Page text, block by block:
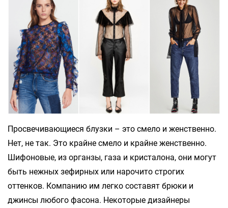
Просвечивающиеся блузки – это смело и женственно.
Нет, не так. Это крайне смело и крайне женственно.
Шифоновые, из органзы, газа и кристалона, они могут
быть нежных зефирных или нарочито строгих
оттенков. Компанию им легко составят брюки и
джинсы любого фасона. Некоторые дизайнеры